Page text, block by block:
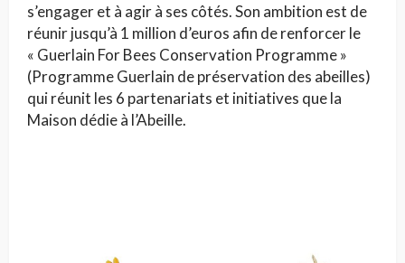
s’engager et à agir à ses côtés. Son ambition est de
réunir jusqu’à 1 million d’euros afin de renforcer le
« Guerlain For Bees Conservation Programme »
(Programme Guerlain de préservation des abeilles)
qui réunit les 6 partenariats et initiatives que la
Maison dédie à l’Abeille.